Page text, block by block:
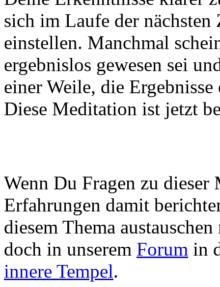
sich im Laufe der
einstellen. Manchmal
ergebnislos gewesen sei
einer Weile, die
Diese Meditation ist jetzt
Wenn Du Fragen zu
Erfahrungen damit
diesem Thema
doch in unserem Forum in
innere Tempel.